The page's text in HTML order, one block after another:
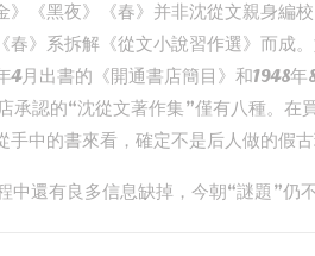
《黑夜》《春》并非沈從文親身編
》系拆解《從文小說習作選》而成
月出書的《開通書店簡目》和1948
承認的“沈從文著作集”僅有八種。在
中的書來看，確定不是后人做的假古
還有良多信息缺掉，今朝“謎題”仍不